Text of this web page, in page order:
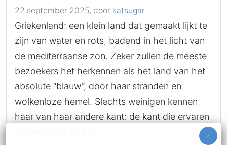
22 september 2025, door katsugar
Griekenland: een klein land dat gemaakt lijkt te
zijn van water en rots, badend in het licht van
de mediterraanse zon. Zeker zullen de meeste
bezoekers het herkennen als het land van het
absolute “blauw”, door haar stranden en
wolkenloze hemel. Slechts weinigen kennen
haar van haar andere kant: de kant die ervaren